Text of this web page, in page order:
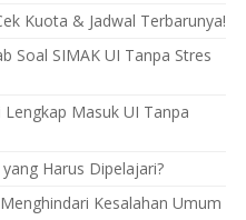
Kuota & Jadwal Terbarunya!
Soal SIMAK UI Tanpa Stres
Masuk UI Tanpa
Harus Dipelajari?
Kesalahan Umum